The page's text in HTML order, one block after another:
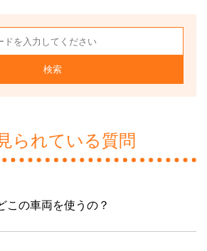
検索
られている質問
この車両を使うの？